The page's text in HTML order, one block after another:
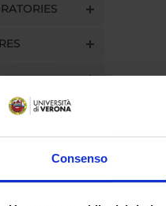
Consenso